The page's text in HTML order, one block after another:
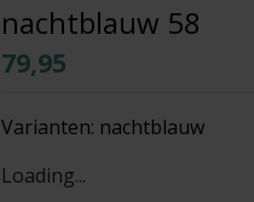
nachtblauw 58
79,95
Varianten: nachtblauw
Loading...